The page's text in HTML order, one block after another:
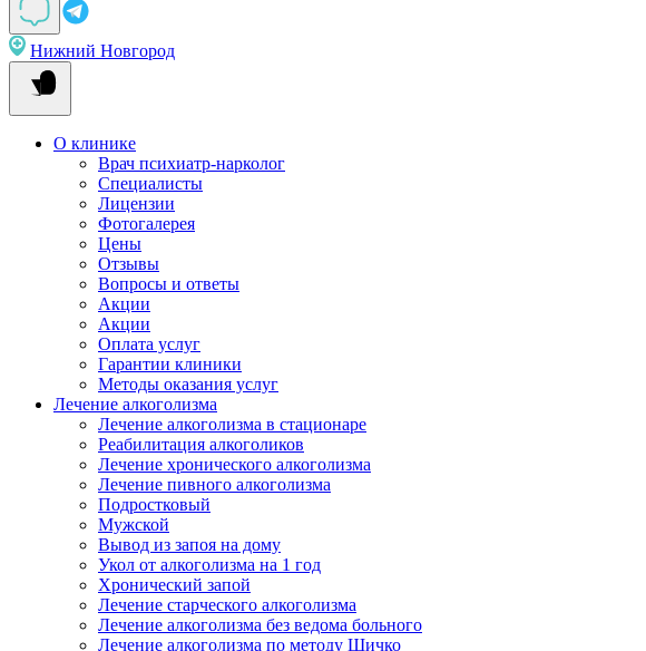
Нижний Новгород
О клинике
Врач психиатр-нарколог
Специалисты
Лицензии
Фотогалерея
Цены
Отзывы
Вопросы и ответы
Акции
Акции
Оплата услуг
Гарантии клиники
Методы оказания услуг
Лечение алкоголизма
Лечение алкоголизма в стационаре
Реабилитация алкоголиков
Лечение хронического алкоголизма
Лечение пивного алкоголизма
Подростковый
Мужской
Вывод из запоя на дому
Укол от алкоголизма на 1 год
Хронический запой
Лечение старческого алкоголизма
Лечение алкоголизма без ведома больного
Лечение алкоголизма по методу Шичко